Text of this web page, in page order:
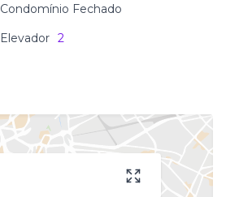
Condomínio Fechado
Elevador 2